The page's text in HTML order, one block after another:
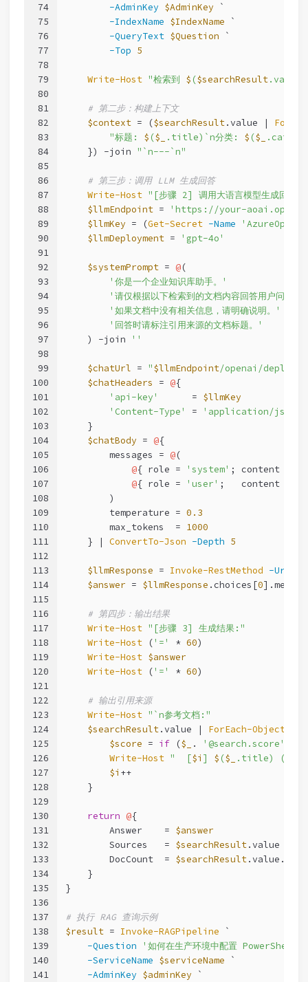
74
75
76
77
78
79
80
81
82
83
84
85
86
87
88
89
90
91
92
93
94
95
96
97
98
99
100
101
102
103
104
105
106
107
108
109
110
111
112
113
114
115
116
117
118
119
120
121
122
123
124
125
126
127
128
129
130
131
132
133
134
135
136
137
138
139
140
141
-AdminKey $AdminKey `
-IndexName $IndexName `
-QueryText $Question `
-Top 5
Write-Host "检索到 $ ($searchResult
# 第二步：构建上下文
$context = ($searchResult.value |
"标题: $ ($_ .title)`n分类: $ ($_
    })
-join "`n---`n"
# 第三步：调用 LLM 生成回答
Write-Host "[步骤 2] 调用大语言模型生成回
$llmEndpoint =
'https://your-
$llmKey = (Get-Secret -Name
$llmDeployment = 'gpt-4o'
$systemPrompt = @(
'你是一个企业知识库助手。'
'请仅根据以下检索到的文档内容回答用户问题。'
'如果文档中没有相关信息，请明确说明。'
'回答时请标注引用来源的文档标题。'
    )
-join ''
$chatUrl = "$llmEndpoint/openai/
$chatHeaders = @{
'api-key'
      =
$llmKey
'Content-Type'
=
'application/json'
    }
$chatBody = @{
        messages =
@(
@{ role = 'system' ; content =
@{ role = 'user' ;   content =
        )
        temperature =
0.3
        max_tokens  =
1000
    } |
ConvertTo-Json -Depth 5
$llmResponse = Invoke-RestMethod -Uri
$answer = $llmResponse .choices[0
# 第四步：输出结果
Write-Host "[步骤 3] 生成结果:"
Write-Host ('=' * 60)
Write-Host $answer
Write-Host ('=' * 60)
# 输出引用来源
Write-Host "`n参考文档:"
$searchResult.value | ForEach-Object
$score = if ($_ . '@search.score'
Write-Host "  [$i ] $ ($_
.title) (相关
$i ++
    }
return @{
        Answer    =
$answer
        Sources   =
$searchResult.value |
        DocCount  =
$searchResult
    }
}
# 执行 RAG 查询示例
$result = Invoke-RAGPipeline `
-Question
'如何在生产环境中配置 PowerShell
-ServiceName $serviceName `
-AdminKey $adminKey `